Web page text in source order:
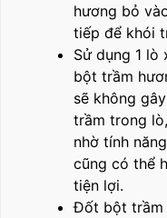
hương bỏ
tiếp để khói
Sử dụng 1
bột trầm
sẽ không
trầm trong
nhờ tính
cũng có thể
tiện lợi.
Đốt bột trầm